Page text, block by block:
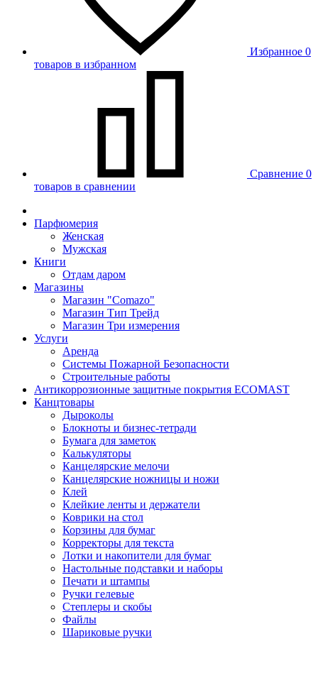
Избранное 0
товаров в избранном
Сравнение 0
товаров в сравнении
Парфюмерия
Женская
Мужская
Книги
Отдам даром
Магазины
Магазин "Comazo"
Магазин Тип Трейд
Магазин Три измерения
Услуги
Аренда
Системы Пожарной Безопасности
Строительные работы
Антикоррозионные защитные покрытия ECOMAST
Канцтовары
Дыроколы
Блокноты и бизнес-тетради
Бумага для заметок
Калькуляторы
Канцелярские мелочи
Канцелярские ножницы и ножи
Клей
Клейкие ленты и держатели
Коврики на стол
Корзины для бумаг
Корректоры для текста
Лотки и накопители для бумаг
Настольные подставки и наборы
Печати и штампы
Ручки гелевые
Степлеры и скобы
Файлы
Шариковые ручки